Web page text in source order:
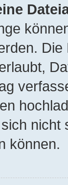
können.